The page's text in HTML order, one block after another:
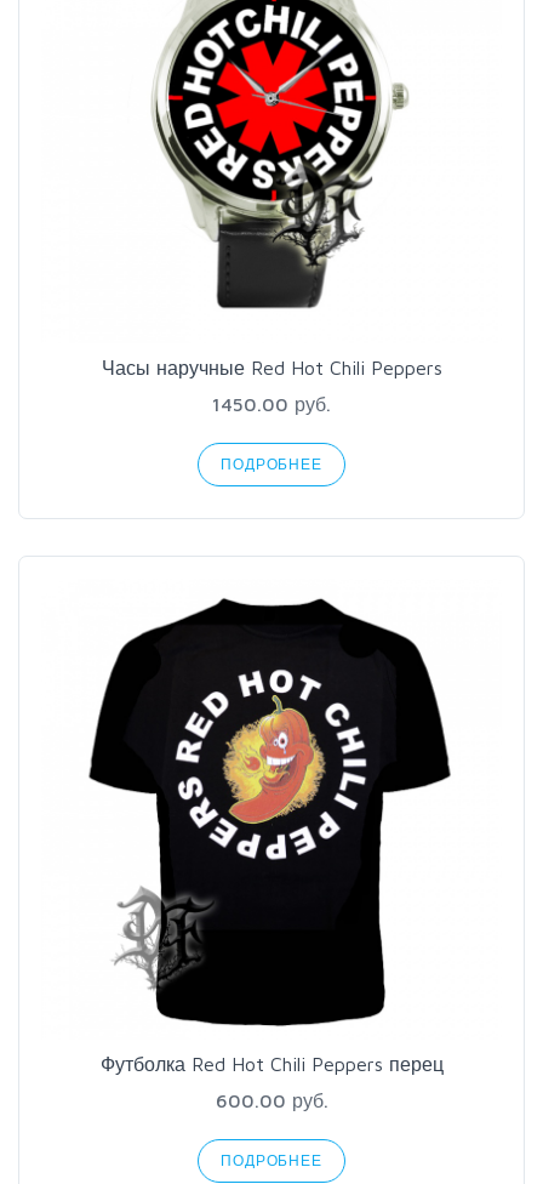
Часы наручные Red Hot Chili Peppers
1450.00 руб.
ПОДРОБНЕЕ
Футболка Red Hot Chili Peppers перец
600.00 руб.
ПОДРОБНЕЕ